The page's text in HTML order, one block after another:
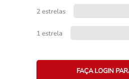
2 estrelas
1 estrela
FAÇA LOGIN